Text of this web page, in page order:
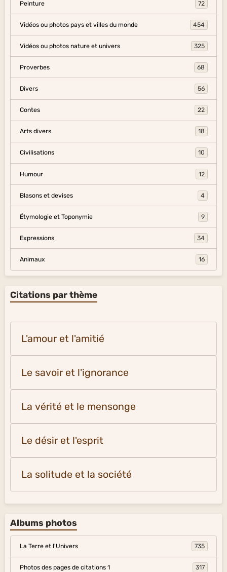
Peinture 72
Vidéos ou photos pays et villes du monde 454
Vidéos ou photos nature et univers 325
Proverbes 68
Divers 56
Contes 22
Arts divers 18
Civilisations 10
Humour 12
Blasons et devises 4
Étymologie et Toponymie 9
Expressions 34
Animaux 16
Citations par thème
L'amour et l'amitié
Le savoir et l'ignorance
La vérité et le mensonge
Le désir et l'esprit
La solitude et la société
Albums photos
La Terre et l'Univers 735
Photos des pages de citations 1 317